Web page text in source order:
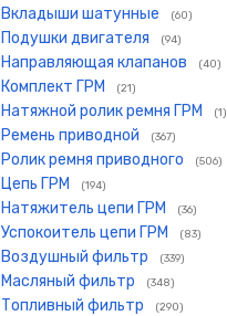
Вкладыши шатунные (60)
Подушки двигателя (94)
Направляющая клапанов (40)
Комплект ГРМ (21)
Натяжной ролик ремня ГРМ (1)
Ремень приводной (367)
Ролик ремня приводного (506)
Цепь ГРМ (194)
Натяжитель цепи ГРМ (36)
Успокоитель цепи ГРМ (83)
Воздушный фильтр (339)
Масляный фильтр (348)
Топливный фильтр (290)